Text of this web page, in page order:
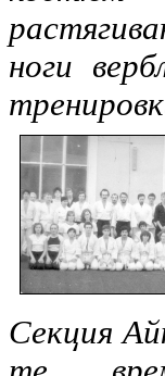
ноги
Секция